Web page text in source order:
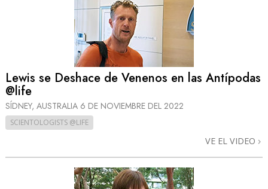
Lewis se Deshace de Venenos en las Antípodas
@life
SÍDNEY, AUSTRALIA 6 DE NOVIEMBRE DEL 2022
SCIENTOLOGISTS @LIFE
VE EL VIDEO